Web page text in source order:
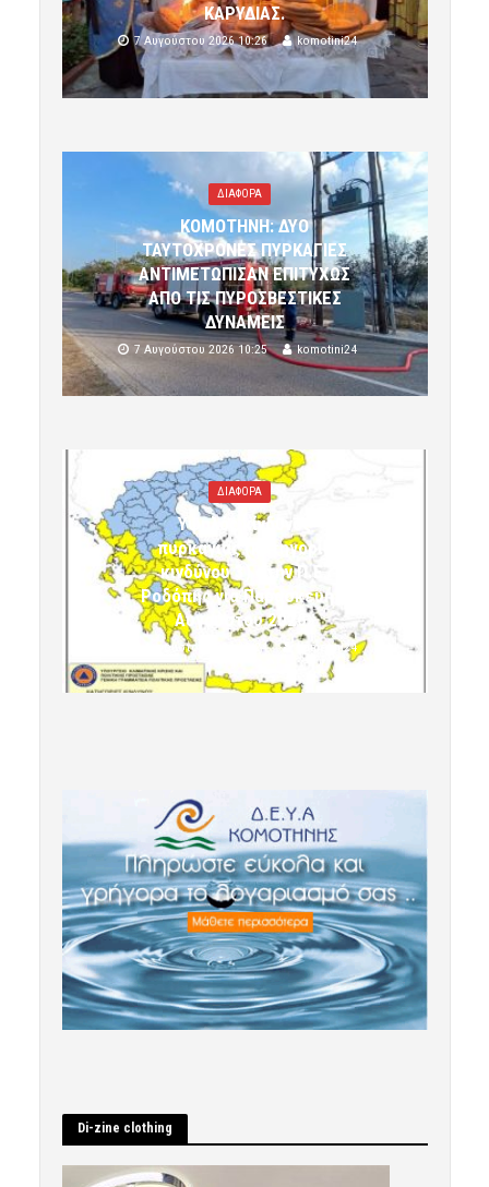
ΚΑΡΥΔΙΑΣ.
7 Αυγούστου 2026 10:26 komotini24
ΔΙΑΦΟΡΑ
ΚΟΜΟΤΗΝΗ: ΔΥΟ
ΤΑΥΤΟΧΡΟΝΕΣ ΠΥΡΚΑΓΙΕΣ
ΑΝΤΙΜΕΤΩΠΙΣΑΝ ΕΠΙΤΥΧΩΣ
ΑΠΟ ΤΙΣ ΠΥΡΟΣΒΕΣΤΙΚΕΣ
ΔΥΝΑΜΕΙΣ
7 Αυγούστου 2026 10:25 komotini24
ΔΙΑΦΟΡΑ
Υψηλός κίνδυνος
πυρκαγιάς (κατηγορία
κινδύνου 3) στην Π.Ε.
Ροδόπης για Παρασκευή 7
Αυγούστου 2026»
7 Αυγούστου 2026 10:24 komotini24
Di-zine clothing